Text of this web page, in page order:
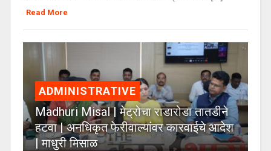
Read More
ADMINISTRATIVE
Madhuri Misal | मेट्रोचा राडारोडा तातडीने
हटवा | अनधिकृत फेरीवाल्यांवर कारवाईचे आदेश
| माधुरी मिसाळ